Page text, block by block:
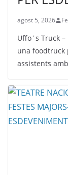
agost 5, 2026
Uffo´s Truck
una foodtruck
assistents